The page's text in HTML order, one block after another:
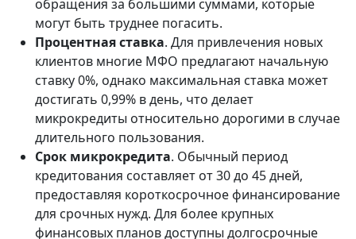
обращения за большими суммами, которые
могут быть труднее погасить.
Процентная ставка. Для привлечения новых
клиентов многие МФО предлагают начальную
ставку 0%, однако максимальная ставка может
достигать 0,99% в день, что делает
микрокредиты относительно дорогими в случае
длительного пользования.
Срок микрокредита. Обычный период
кредитования составляет от 30 до 45 дней,
предоставляя короткосрочное финансирование
для срочных нужд. Для более крупных
финансовых планов доступны долгосрочные